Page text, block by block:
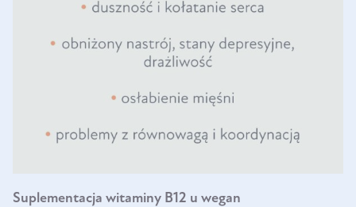
Suplementacja witaminy B12 u wegan